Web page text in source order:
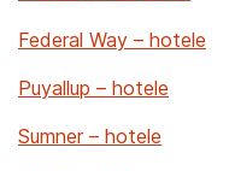
Federal Way – hotele
Puyallup – hotele
Sumner – hotele